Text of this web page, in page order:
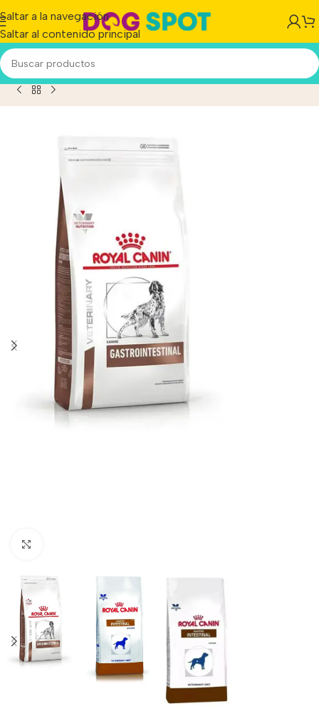
Saltar a la navegación
Saltar al contenido principal
Alimento Para Perro Adulto Todos Los Tamaños x10kg